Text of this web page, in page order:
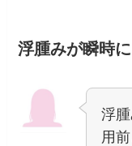
浮腫みが瞬時
浮
用